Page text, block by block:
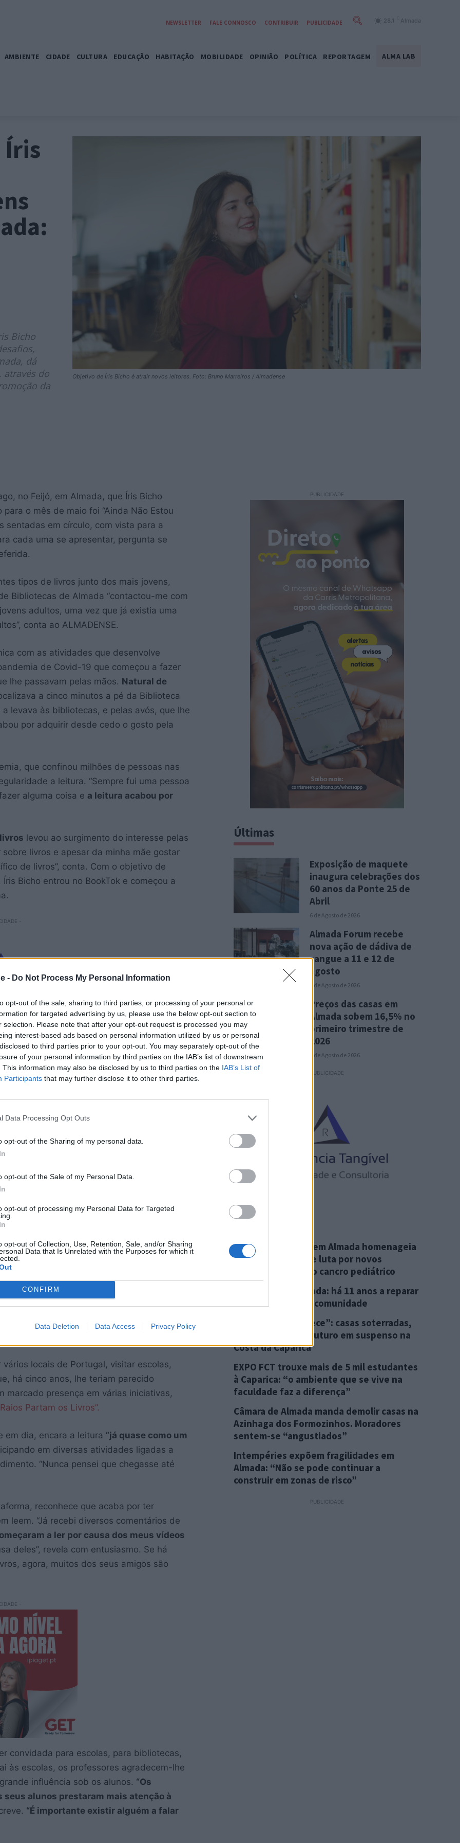
- Do Not Process My Personal Information
opt-out of the sale, sharing to third parties, or processing of your personal or
for targeted advertising by us, please use the below opt-out section to
selection. Please note that after your opt-out request is processed you may
interest-based ads based on personal information utilized by us or personal
to third parties prior to your opt-out. You may separately opt-out of the
of your personal information by third parties on the IAB’s list of downstream
This information may also be disclosed by us to third parties on the IAB’s List of
Participants that may further disclose it to other third parties.
Data Processing Opt Outs
opt-out of the Sharing of my personal data.
opt-out of the Sale of my Personal Data.
opt-out of processing my Personal Data for Targeted
opt-out of Collection, Use, Retention, Sale, and/or Sharing
Data that Is Unrelated with the Purposes for which it
CONFIRM
Data Deletion Data Access Privacy Policy
NEWSLETTER FALE CONNOSCO CONTRIBUIR PUBLICIDADE 28.1 Almada
AMBIENTE CIDADE CULTURA EDUCAÇÃO HABITAÇÃO MOBILIDADE OPINIÃO POLÍTICA REPORTAGEM ALMA LAB
Íris
Bicho
dá
através do
da
Objetivo de Íris Bicho é atrair novos leitores. Foto: Bruno Marreiros / Almadense
no Feijó, em Almada, que Íris Bicho
para o mês de maio foi “Ainda Não Estou
sentadas em círculo, com vista para a
cada uma se apresentar, pergunta se
tipos de livros junto dos mais jovens,
Bibliotecas de Almada “contactou-me com
adultos, uma vez que já existia uma
conta ao ALMADENSE.
com as atividades que desenvolve
de Covid-19 que começou a fazer
lhe passavam pelas mãos. Natural de
a cinco minutos a pé da Biblioteca
levava às bibliotecas, e pelas avós, que lhe
por adquirir desde cedo o gosto pela
que confinou milhões de pessoas nas
a leitura. “Sempre fui uma pessoa
alguma coisa e a leitura acabou por
levou ao surgimento do interesse pelas
livros e apesar da minha mãe gostar
de livros”, conta. Com o objetivo de
Bicho entrou no BookTok e começou a
-
Instagram,onde fala das suas leituras
ao longo de uma semana. Nos vídeos
biblioteca, fala regularmente sobre
pessoa que a assista.
social TikTok, surgiu durante a pandemia de
desenvolver outros passatempos.
aos criadores de conteúdo para o
livros, com muitas pessoas a
a quem os vê.
por crescer nas redes sociais e, hoje,
um milhão e meio de “gostos” no TikTok.
em primeira mão, começou a ser
livros, para eventos de lançamentos de
ainda, para participar em debates sobre o
locais de Portugal, visitar escolas,
há cinco anos, lhe teriam parecido
marcado presença em várias iniciativas,
Partam os Livros”.
em dia, encara a leitura ”já quase como um
em diversas atividades ligadas a
“Nunca pensei que chegasse até
reconhece que acaba por ter
leem. “Já recebi diversos comentários de
a ler por causa dos meus vídeos
deles”, revela com entusiasmo. Se há
agora, muitos dos seus amigos são
-
convidada para escolas, para bibliotecas,
às escolas, os professores agradecem-lhe
influência sob os alunos. “Os
alunos prestaram mais atenção à
“É importante existir alguém a falar
PUBLICIDADE
Últimas
Exposição de maquete
inaugura celebrações dos
60 anos da Ponte 25 de
Abril
6 de Agosto de 2026
Almada Forum recebe
nova ação de dádiva de
sangue a 11 e 12 de
agosto
5 de Agosto de 2026
Preços das casas em
Almada sobem 16,5% no
primeiro trimestre de
2026
5 de Agosto de 2026
PUBLICIDADE
Mais Notícias
Associação criada em Almada homenageia
jovem de 15 anos e luta por novos
tratamentos para o cancro pediátrico
Cicloficina de Almada: há 11 anos a reparar
bicicletas e a criar comunidade
“Isto não se esquece”: casas soterradas,
danificadas e um futuro em suspenso na
Costa da Caparica
EXPO FCT trouxe mais de 5 mil estudantes
à Caparica: “o ambiente que se vive na
faculdade faz a diferença”
Câmara de Almada manda demolir casas na
Azinhaga dos Formozinhos. Moradores
sentem-se “angustiados”
Intempéries expõem fragilidades em
Almada: “Não se pode continuar a
construir em zonas de risco”
PUBLICIDADE